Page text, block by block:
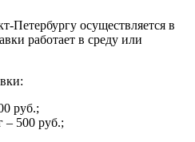
Петербургу осуществляется в
работает в среду или
руб.;
– 500 руб.;